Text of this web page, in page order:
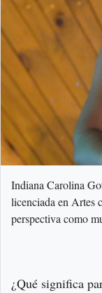
Indiana Carolina
licenciada en Artes
perspectiva como
¿Qué significa